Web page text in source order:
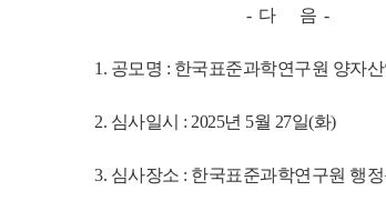
- 다 음 -
1. 공모명 : 한국표준과학연구원 양자
2. 심사일시 : 2025년 5월 27일(화)
3. 심사장소 : 한국표준과학연구원 행